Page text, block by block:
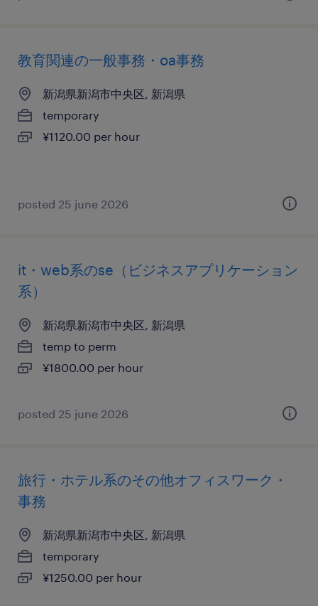
教育関連の一般事務・oa事務
新潟県新潟市中央区, 新潟県
temporary
¥1120.00 per hour
posted 25 june 2026
it・web系のse（ビジネスアプリケーション
系）
新潟県新潟市中央区, 新潟県
temp to perm
¥1800.00 per hour
posted 25 june 2026
旅行・ホテル系のその他オフィスワーク・
事務
新潟県新潟市中央区, 新潟県
temporary
¥1250.00 per hour